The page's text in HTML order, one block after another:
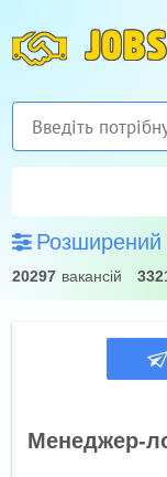
20297 вакансій
Менеджер-